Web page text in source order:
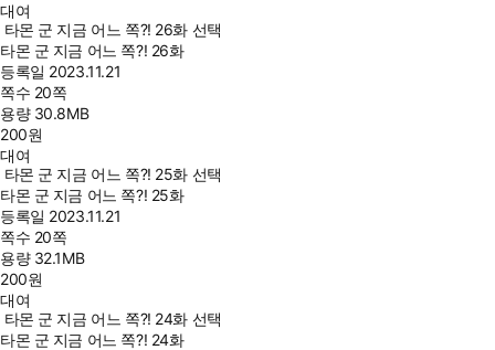
대여
타몬 군 지금 어느 쪽?! 26화 선택
타몬 군 지금 어느 쪽?! 26화
등록일 2023.11.21
쪽수 20쪽
용량 30.8MB
200원
대여
타몬 군 지금 어느 쪽?! 25화 선택
타몬 군 지금 어느 쪽?! 25화
등록일 2023.11.21
쪽수 20쪽
용량 32.1MB
200원
대여
타몬 군 지금 어느 쪽?! 24화 선택
타몬 군 지금 어느 쪽?! 24화